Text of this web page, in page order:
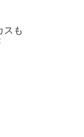
スも